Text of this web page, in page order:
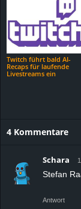
Twitch führt bald AI-
Recaps für laufende
Livestreams ein
4 Kommentare
Schara
Stefan
Antwort